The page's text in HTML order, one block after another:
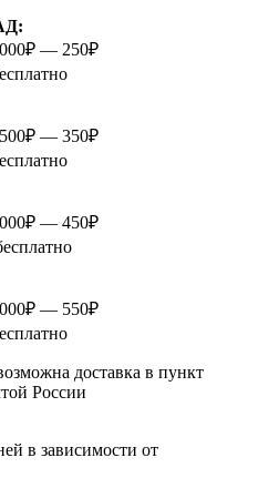
— 250₽
— 350₽
— 450₽
— 550₽
доставка в пункт
России
в зависимости от